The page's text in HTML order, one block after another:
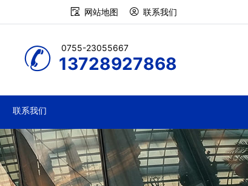
网站地图 联系我们
0755-23055667
13728927868
联系我们